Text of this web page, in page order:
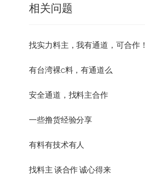
相关问题
找实力料主，我有通道，可合作！
有台湾裸c料，有通道么
安全通道，找料主合作
一些撸货经验分享
有料有技术有人
找料主 谈合作 诚心得来